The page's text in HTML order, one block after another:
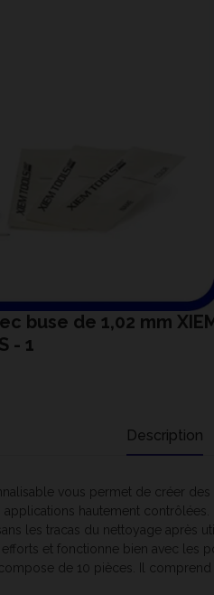
buse de 1,02 mm
- 1
Description
vous permet de créer
hautement
les tracas du nettoyage après
et fonctionne bien avec
de 10 pièces. Il comprend